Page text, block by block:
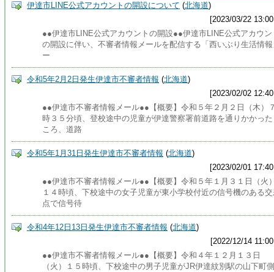
伊達市LINE公式アカウントの開設について (北海道)
[2023/03/22
●●伊達市LINE公式アカウントの開設●●伊達市LINE公式アカウン
の開設に伴い、不審者情報メールを配信する「西いぶり生活情
ー
令和5年2月2日発生伊達市不審者情報 (北海道)
[2023/02/02
●●伊達市不審者情報メール●●【概要】令和５年２月２日（木）
時３５分頃、登校途中の児童が伊達警察署前道路を通りかかっ
ころ、道路
令和5年1月31日発生伊達市不審者情報 (北海道)
[2023/02/01
●●伊達市不審者情報メール●●【概要】令和５年１月３１日（火
１４時頃、下校途中の女子児童が東小学校付近の信号機のある
点で信号待
令和4年12日13日発生伊達市不審者情報 (北海道)
[2022/12/14
●●伊達市不審者情報メール●●【概要】令和４年１２月１３日
（火）１５時頃、下校途中の男子児童がJR伊達紋別駅の山下町